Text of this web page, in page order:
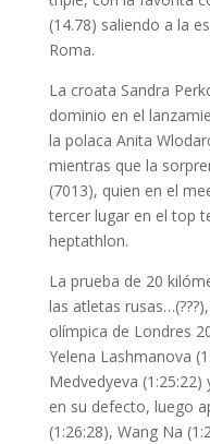
(14.78) saliendo a la
Roma.
La croata Sandra
dominio en el
la polaca Anita
mientras que la
(7013), quien en el
tercer lugar en el top
heptathlon.
La prueba de 20
las atletas
olímpica de Londres
Yelena Lashmanova
Medvedyeva
en su defecto, luego
(1:26:28), Wang Na